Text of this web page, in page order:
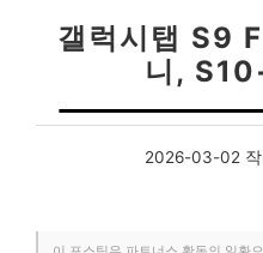
갤럭시탭 S9
니,
2026-03-02